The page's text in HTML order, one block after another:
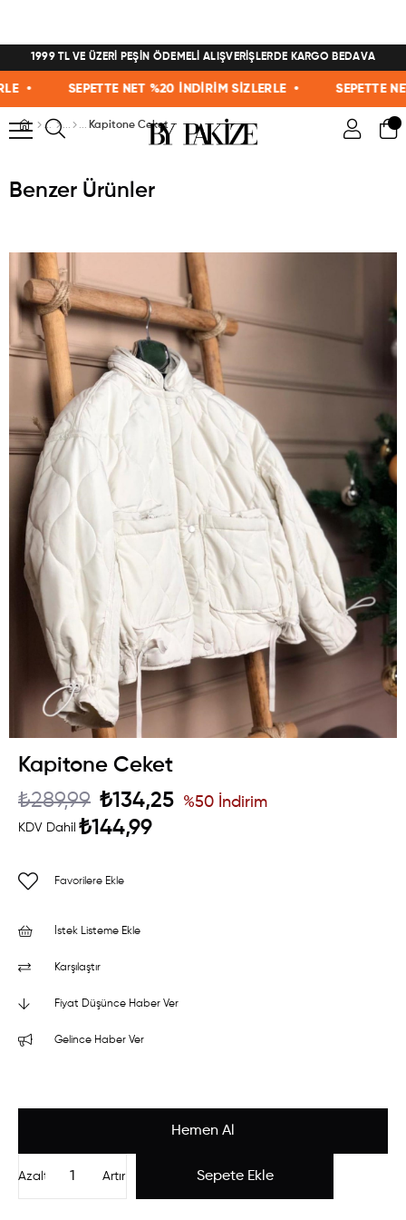
1999 TL VE ÜZERİ PEŞİN ÖDEMELİ ALIŞVERİŞLERDE KARGO BEDAVA
SEPETTE NET %20 İNDİRİM SİZLERLE • SEPETTE NET
Kapitone Ceket
Benzer Ürünler
Kapitone Ceket
₺289,99 ₺134,25
KDV Dahil ₺144,99
%50 İndirim
Favorilere Ekle
İstek Listeme Ekle
Karşılaştır
Fiyat Düşünce Haber Ver
Gelince Haber Ver
Artır
Azalt